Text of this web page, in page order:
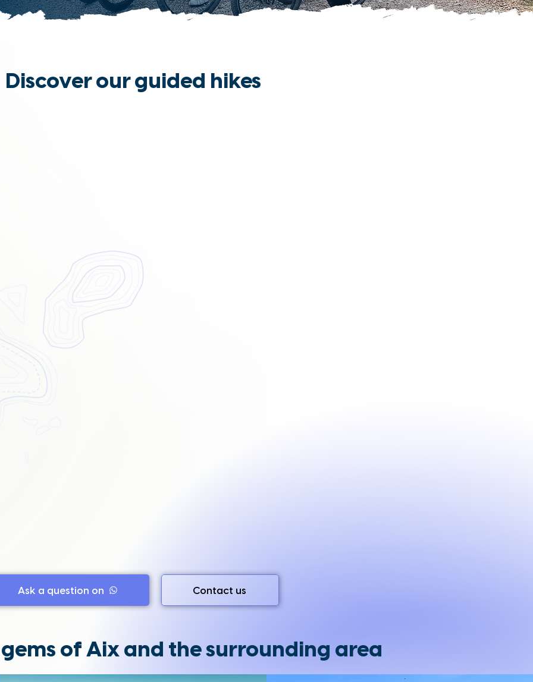
Discover our guided hikes
Ask a question on Contact us
of Aix and the surrounding area